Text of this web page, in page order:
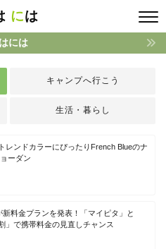
には
には
キャンプへ行こう
生活・暮らし
レンドカラーにぴったりFrench Blueのナ
ーダン
新料金プランを発表！「マイピタ」と
」で携帯料金の見直しチャンス